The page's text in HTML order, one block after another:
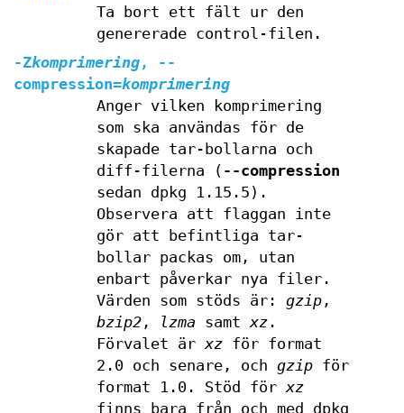
Ta bort ett fält ur den
genererade control-filen.
-Zkomprimering,
--
compression=komprimering
Anger vilken komprimering
som ska användas för de
skapade tar-bollarna och
diff-filerna ( --compression
sedan dpkg 1.15.5).
Observera att flaggan inte
gör att befintliga tar-
bollar packas om, utan
enbart påverkar nya filer.
Värden som stöds är: gzip,
bzip2, lzma samtxz.
Förvalet ärxzför format
2.0 och senare, och gzipför
format 1.0. Stöd förxz
finns bara från och med dpkg